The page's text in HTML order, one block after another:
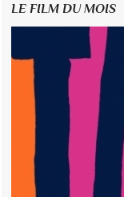
LE FILM DU MOIS